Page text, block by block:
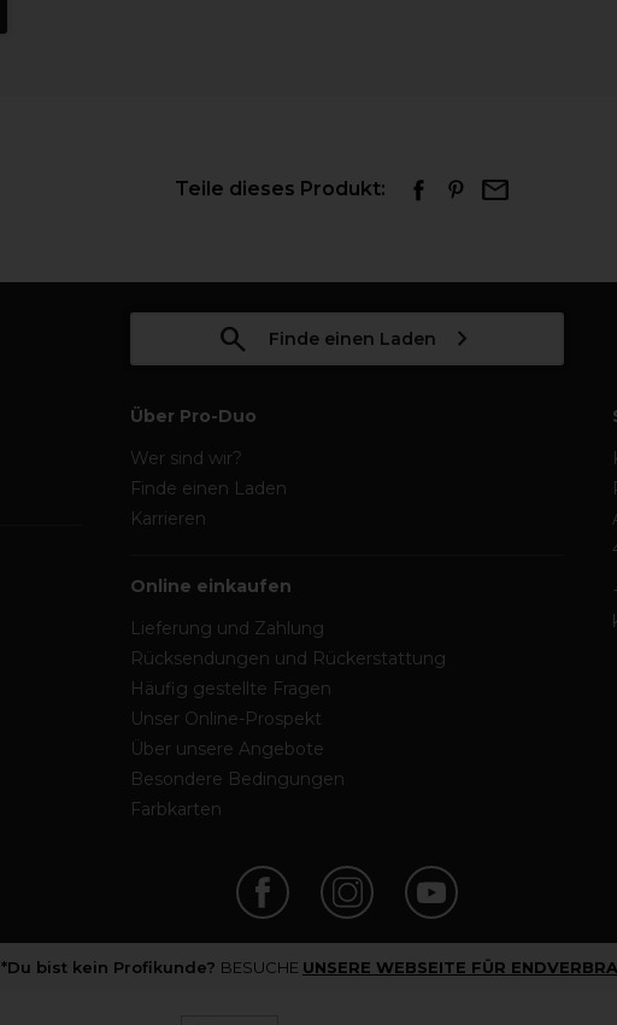
Teile dieses Produkt:
Finde einen Laden
Über Pro-Duo
Wer sind wir?
Finde einen Laden
Karrieren
Online einkaufen
Lieferung und Zahlung
Rücksendungen und Rückerstattung
Häufig gestellte Fragen
Unser Online-Prospekt
Über unsere Angebote
Besondere Bedingungen
Farbkarten
*Du bist kein Profikunde? BESUCHE UNSERE WEBSEITE FÜR